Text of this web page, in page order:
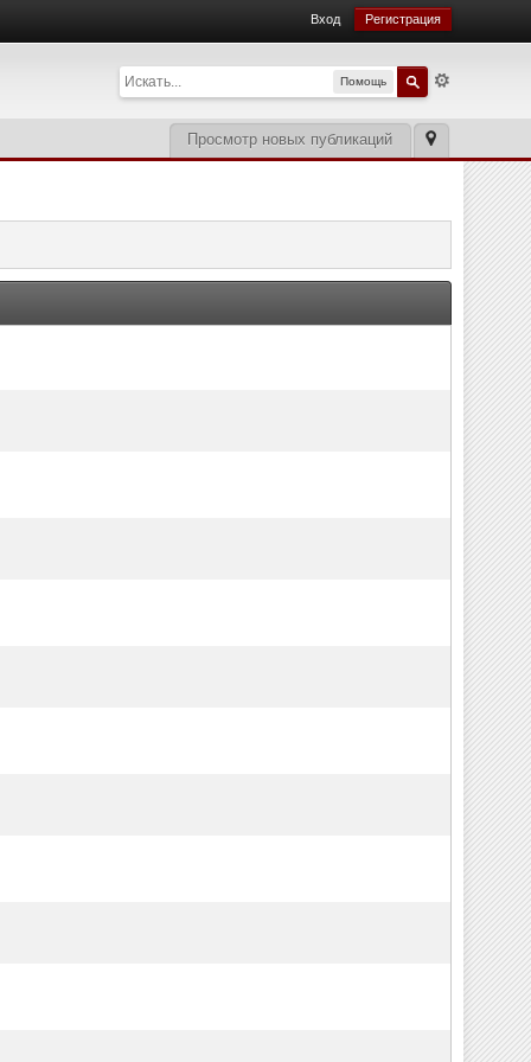
Вход Регистрация
Помощь
Просмотр новых публикаций